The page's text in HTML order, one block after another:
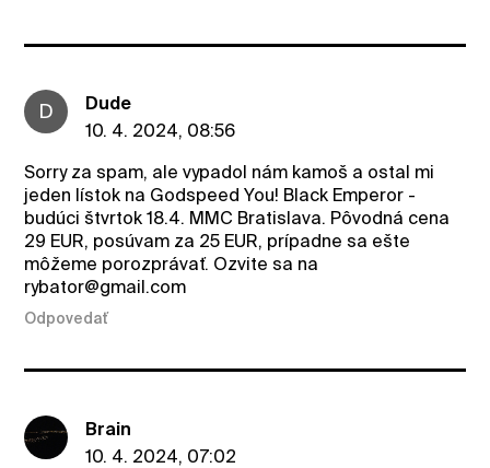
D
Dude
10. 4. 2024, 08:56
Sorry za spam, ale vypadol nám kamoš a ostal mi
jeden lístok na Godspeed You! Black Emperor -
budúci štvrtok 18.4. MMC Bratislava. Pôvodná cena
29 EUR, posúvam za 25 EUR, prípadne sa ešte
môžeme porozprávať. Ozvite sa na
rybator@gmail.com
Odpovedať
Brain
10. 4. 2024, 07:02